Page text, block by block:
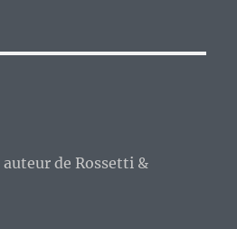
de Rossetti &